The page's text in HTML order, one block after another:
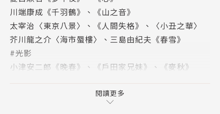
川端康成《千羽鶴》、《山之音》
太宰治〈東京八景〉、《人間失格》、〈小丑之華〉
芥川龍之介〈海市蜃樓〉、三島由紀夫《春雪》
#光影
小津安二郎《晚春》、《戶田家兄妹》、《麥秋》
彥《灌籃高手》、湯淺政明《乒乓》
《鎌倉殿的十三人》、《倒數第二次戀愛》、《山茶花
閱讀更多